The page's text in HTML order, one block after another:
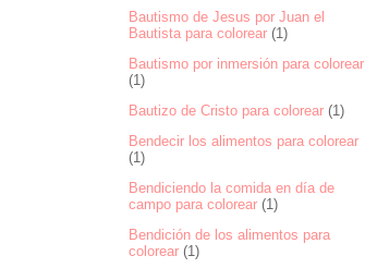
Bautismo de Jesus por Juan el
Bautista para colorear (1)
Bautismo por inmersión para colorear
(1)
Bautizo de Cristo para colorear (1)
Bendecir los alimentos para colorear
(1)
Bendiciendo la comida en día de
campo para colorear (1)
Bendición de los alimentos para
colorear (1)